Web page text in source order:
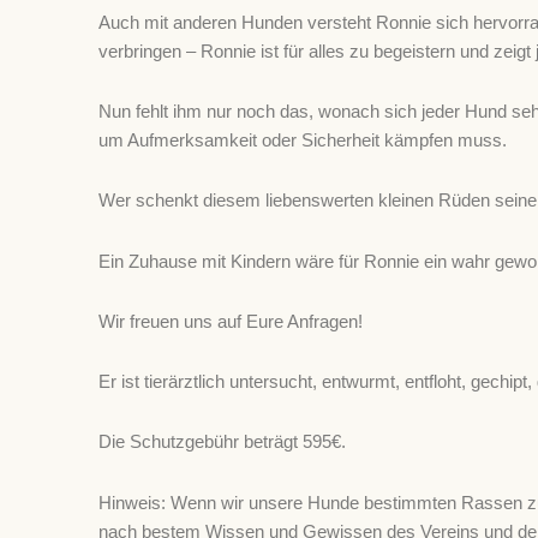
Auch mit anderen Hunden versteht Ronnie sich
verbringen – Ronnie ist für alles zu begeistern und
Nun fehlt ihm nur noch das, wonach sich jeder Hund
um Aufmerksamkeit oder Sicherheit kämpfen muss.
Wer schenkt diesem liebenswerten kleinen Rüden
Ein Zuhause mit Kindern wäre für Ronnie ein wahr
Wir freuen uns auf Eure Anfragen!
Er ist tierärztlich untersucht, entwurmt, entfloht,
Die Schutzgebühr beträgt 595€.
Hinweis: Wenn wir unsere Hunde bestimmten Rassen
nach bestem Wissen und Gewissen des Vereins und